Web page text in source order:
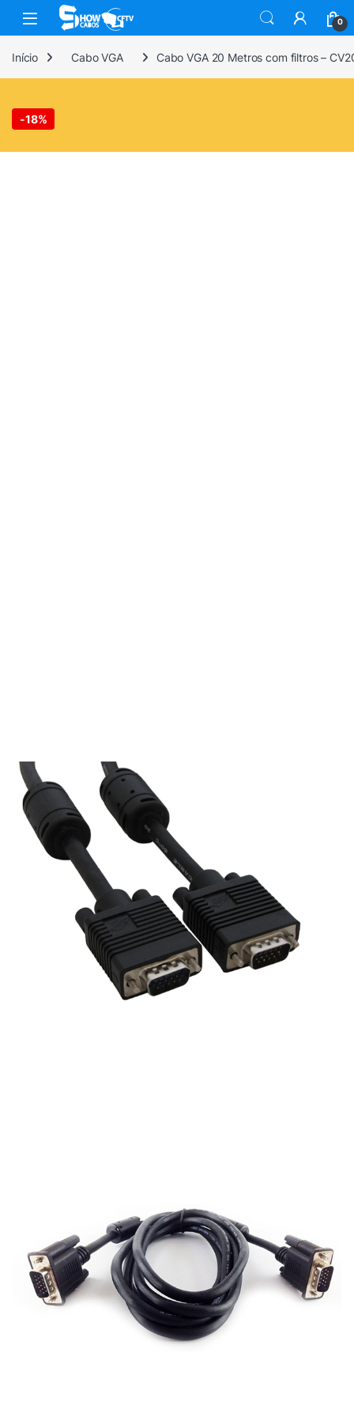
Skip to navigation
Skip to content
0
Início Cabo VGA Cabo VGA 20 Metros com filtros –
-18%